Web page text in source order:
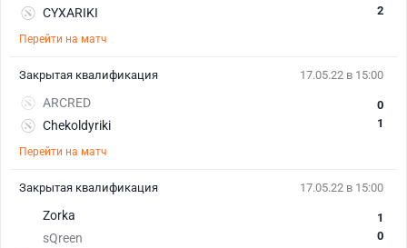
CYXARIKI
2
Перейти на матч
17.05.22 в 15:00
ARCRED
Chekoldyriki
0
1
Перейти на матч
Закрытая квалификация
17.05.22 в 15:00
Zorka
sQreen
1
0
Закрытая квалификация